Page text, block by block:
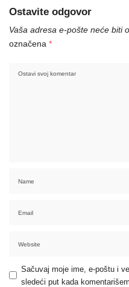
Ostavite odgovor
Vaša adresa e-pošte neće biti
označena *
Sačuvaj moje ime, e-poštu i
sledeći put kada komentarišem.